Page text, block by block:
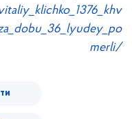
merli/